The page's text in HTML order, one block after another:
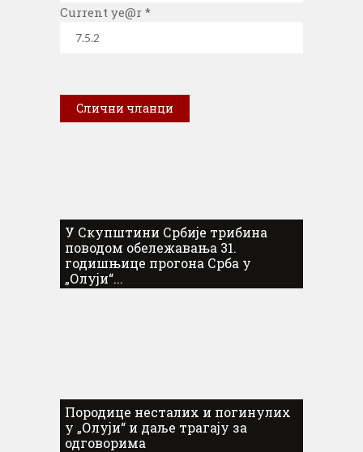
Current ye@r *
Слични чланци
У Скупштини Србије трибина
поводом обележавања 31.
годишњице прогона Срба у
„Олуји“...
Породице несталих и погинулих
у „Олуји“ и даље трагају за
одговорима